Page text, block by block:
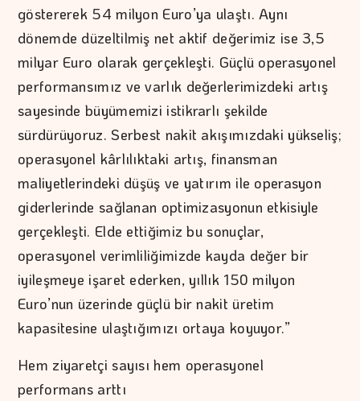
göstererek 54 milyon Euro’ya ulaştı. Aynı
dönemde düzeltilmiş net aktif değerimiz ise 3,5
milyar Euro olarak gerçekleşti. Güçlü operasyonel
performansımız ve varlık değerlerimizdeki artış
sayesinde büyümemizi istikrarlı şekilde
sürdürüyoruz. Serbest nakit akışımızdaki yükseliş;
operasyonel kârlılıktaki artış, finansman
maliyetlerindeki düşüş ve yatırım ile operasyon
giderlerinde sağlanan optimizasyonun etkisiyle
gerçekleşti. Elde ettiğimiz bu sonuçlar,
operasyonel verimliliğimizde kayda değer bir
iyileşmeye işaret ederken, yıllık 150 milyon
Euro’nun üzerinde güçlü bir nakit üretim
kapasitesine ulaştığımızı ortaya koyuyor.”
Hem ziyaretçi sayısı hem operasyonel
performans arttı